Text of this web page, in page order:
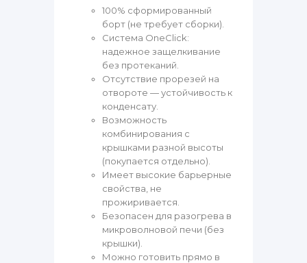
100% сформированный
борт (не требует сборки).
Система OneClick:
надежное защелкивание
без протеканий.
Отсутствие прорезей на
отвороте — устойчивость к
конденсату.
Возможность
комбинирования с
крышками разной высоты
(покупается отдельно).
Имеет высокие барьерные
свойства, не
прожиривается.
Безопасен для разогрева в
микроволновой печи (без
крышки).
Можно готовить прямо в